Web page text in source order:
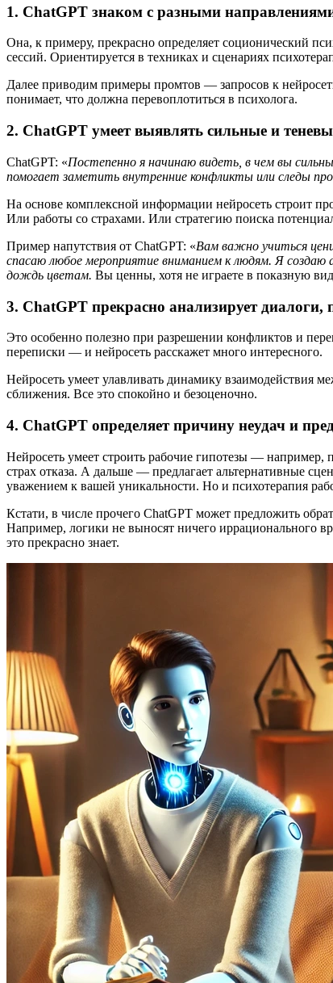
1. ChatGPT знаком с разными
Она, к примеру, прекрасно определяет соционический
сессий. Ориентируется в техниках и сценариях
Далее приводим примеры промтов — запросов к
понимает, что должна перевоплотиться в психолога.
2. ChatGPT умеет выявлять сильные и
ChatGPT: «Постепенно я начинаю видеть, в чем вы
помогает заметить внутренние конфликты или следы
На основе комплексной информации нейросеть строит
Или работы со страхами. Или стратегию поиска
Пример напутствия от ChatGPT: «Вам важно учиться
спасаю любое мероприятие вниманием к людям. Я
дождь цветам. Вы ценны, хотя не играете в показную
3. ChatGPT прекрасно анализирует диалоги,
Это особенно полезно при разрешении конфликтов и
переписки — и нейросеть расскажет много интересного.
Нейросеть умеет улавливать динамику взаимодействия
сближения. Все это спокойно и безоценочно.
4. ChatGPT определяет причину неудач и
Нейросеть умеет строить рабочие гипотезы — например,
страх отказа. А дальше — предлагает альтернативные
уважением к вашей уникальности. Но и психотерапия
Кстати, в числе прочего ChatGPT может предложить
Например, логики не выносят ничего иррационального
это прекрасно знает.